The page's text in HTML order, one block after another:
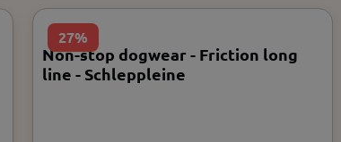
27%
Non-stop dogwear - Friction long
line - Schleppleine